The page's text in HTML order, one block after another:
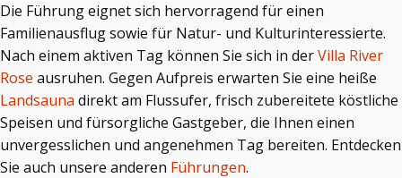
Die Führung eignet sich hervorragend für einen
Familienausflug sowie für Natur- und Kulturinteressierte.
Nach einem aktiven Tag können Sie sich in derVilla River
Rose ausruhen. Gegen Aufpreis erwarten Sie eine heiße
Landsauna direkt am Flussufer, frisch zubereitete köstliche
Speisen und fürsorgliche Gastgeber, die Ihnen einen
unvergesslichen und angenehmen Tag bereiten. Entdecken
Sie auch unsere anderen Führungen.